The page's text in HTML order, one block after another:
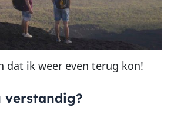
dat ik weer even terug kon!
verstandig?